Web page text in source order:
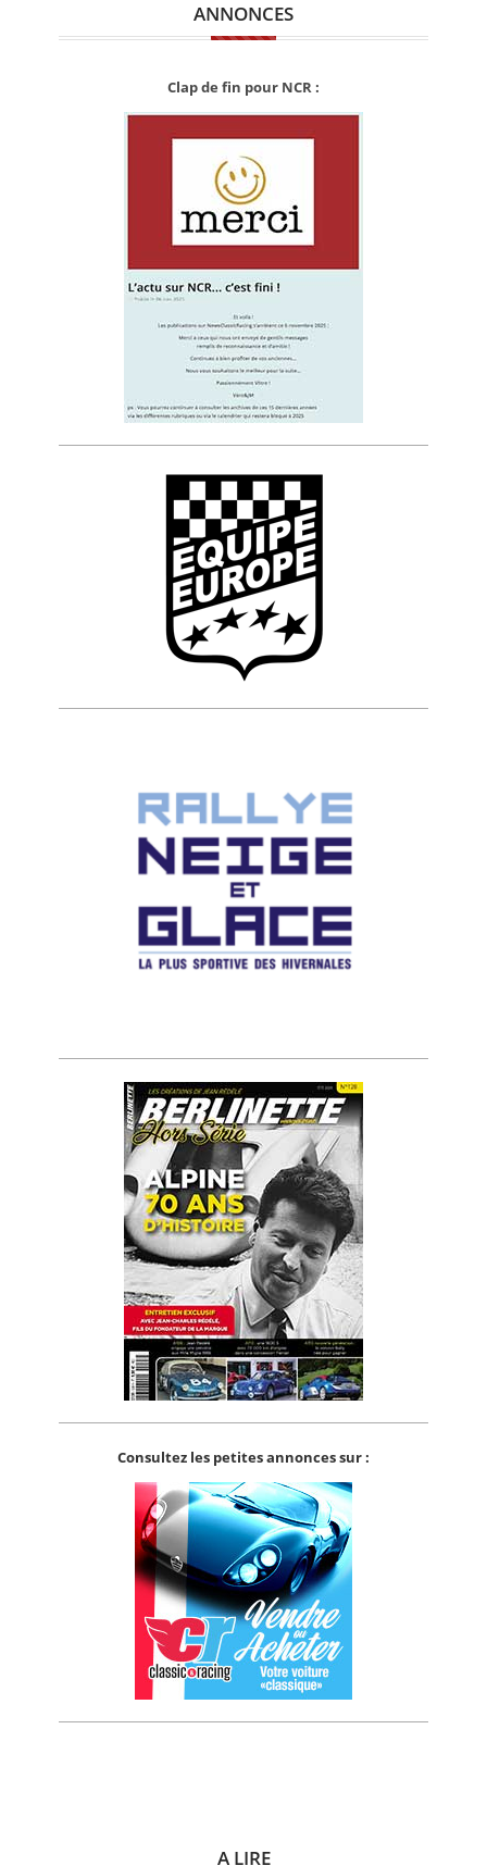
ANNONCES
Clap de fin pour NCR :
Consultez les petites annonces sur :
A LIRE